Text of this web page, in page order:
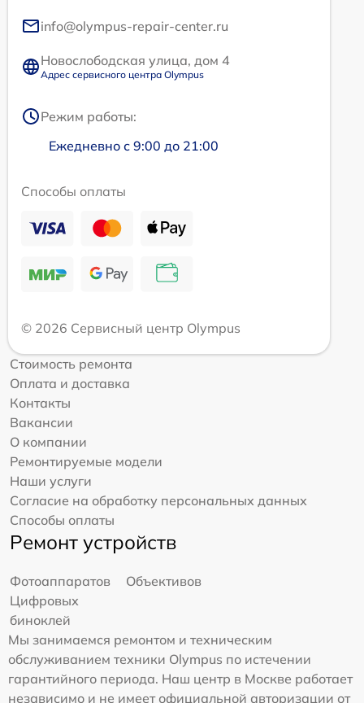
info@olympus-repair-center.ru
Новослободская улица, дом 4
Адрес сервисного центра Olympus
Режим работы:
Ежедневно с 9:00 до 21:00
Способы оплаты
© 2026 Сервисный центр Olympus
Стоимость ремонта
Оплата и доставка
Контакты
Вакансии
О компании
Ремонтируемые модели
Наши услуги
Согласие на обработку персональных данных
Способы оплаты
Ремонт устройств
Фотоаппаратов
Объективов
Цифровых
биноклей
Мы занимаемся ремонтом и техническим
обслуживанием техники Olympus по истечении
гарантийного периода. Наш центр в Москве работает
независимо и не имеет официальной авторизации от